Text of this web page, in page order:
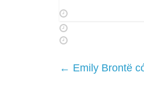
← Emily Brontë